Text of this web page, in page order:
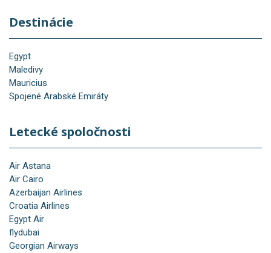
Destinácie
Egypt
Maledivy
Mauricius
Spojené Arabské Emiráty
Letecké spoločnosti
Air Astana
Air Cairo
Azerbaijan Airlines
Croatia Airlines
Egypt Air
flydubai
Georgian Airways